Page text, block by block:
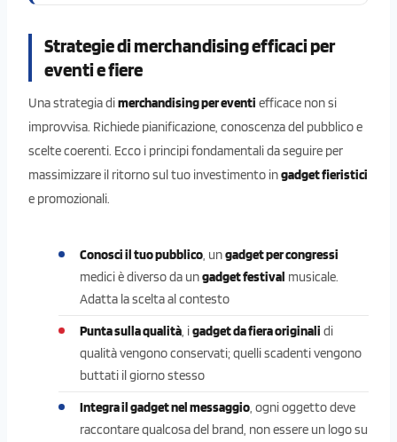
Strategie di merchandising efficaci per
eventi e fiere
Una strategia dimerchandising per eventi efficace non si
improvvisa. Richiede pianificazione, conoscenza del pubblico e
scelte coerenti. Ecco i principi fondamentali da seguire per
massimizzare il ritorno sul tuo investimento ingadget fieristici
e promozionali.
Conosci il tuo pubblico, ungadget per congressi
medici è diverso da ungadget festival musicale.
Adatta la scelta al contesto
Punta sulla qualità, igadget da fiera originali di
qualità vengono conservati; quelli scadenti vengono
buttati il giorno stesso
Integra il gadget nel messaggio, ogni oggetto deve
raccontare qualcosa del brand, non essere un logo su